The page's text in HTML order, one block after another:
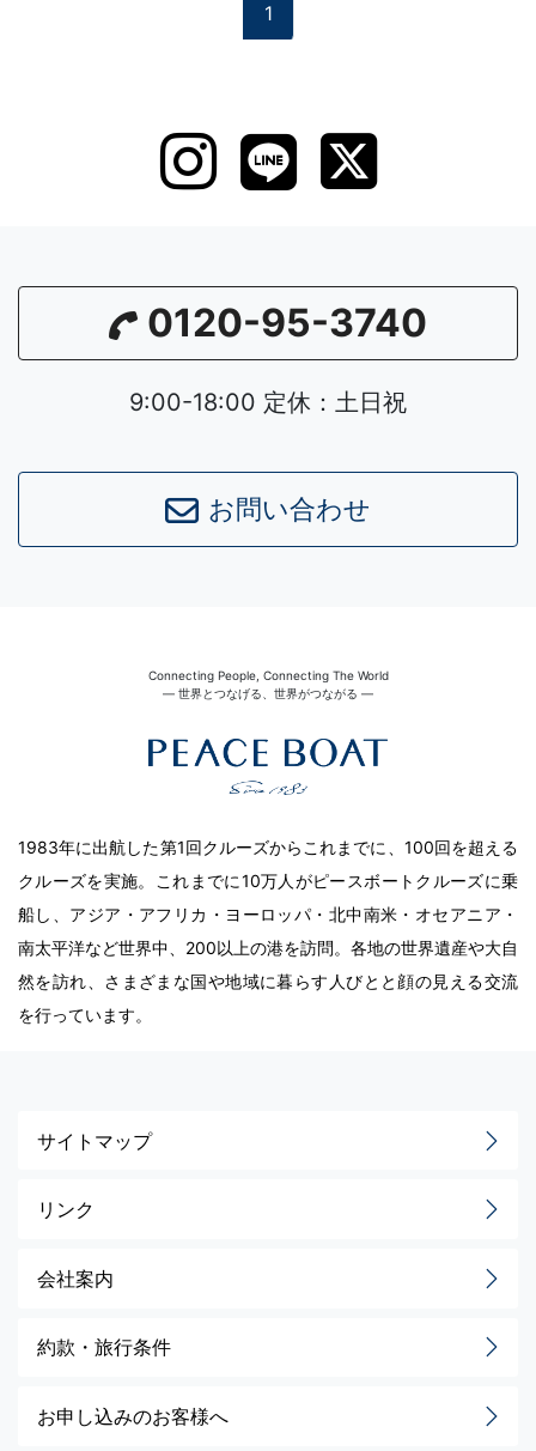
1
0120-95-3740
9:00-18:00 定休：土日祝
お問い合わせ
Connecting People, Connecting The World
― 世界とつなげる、世界がつながる ―
1983年に出航した第1回クルーズからこれまでに、100回を超える
クルーズを実施。これまでに10万人がピースボートクルーズに乗
船し、アジア・アフリカ・ヨーロッパ・北中南米・オセアニア・
南太平洋など世界中、200以上の港を訪問。各地の世界遺産や大自
然を訪れ、さまざまな国や地域に暮らす人びとと顔の見える交流
を行っています。
サイトマップ
リンク
会社案内
約款・旅行条件
お申し込みのお客様へ